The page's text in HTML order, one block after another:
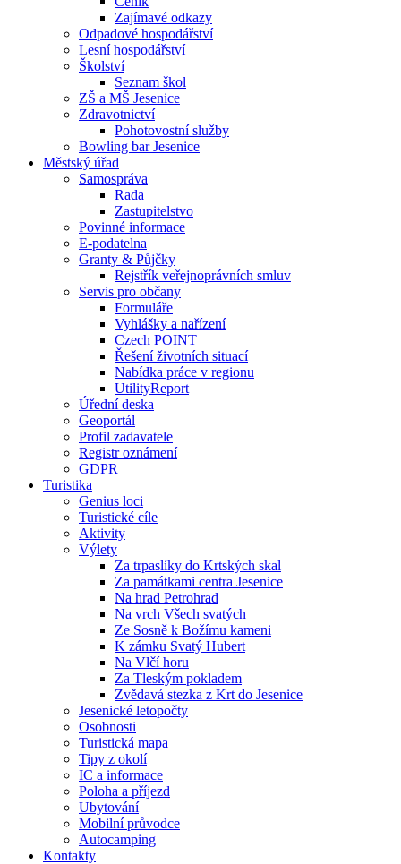
Zajímavé odkazy
Odpadové hospodářství
Lesní hospodářství
Školství
Seznam škol
ZŠ a MŠ Jesenice
Zdravotnictví
Pohotovostní služby
Bowling bar Jesenice
Městský úřad
Samospráva
Rada
Zastupitelstvo
Povinné informace
E-podatelna
Granty & Půjčky
Rejstřík veřejnoprávních smluv
Servis pro občany
Formuláře
Vyhlášky a nařízení
Czech POINT
Řešení životních situací
Nabídka práce v regionu
UtilityReport
Úřední deska
Geoportál
Profil zadavatele
Registr oznámení
GDPR
Turistika
Genius loci
Turistické cíle
Aktivity
Výlety
Za trpaslíky do Krtských skal
Za památkami centra Jesenice
Na hrad Petrohrad
Na vrch Všech svatých
Ze Sosně k Božímu kameni
K zámku Svatý Hubert
Na Vlčí horu
Za Tleským pokladem
Zvědavá stezka z Krt do Jesenice
Jesenické letopočty
Osobnosti
Turistická mapa
Tipy z okolí
IC a informace
Poloha a příjezd
Ubytování
Mobilní průvodce
Autocamping
Kontakty